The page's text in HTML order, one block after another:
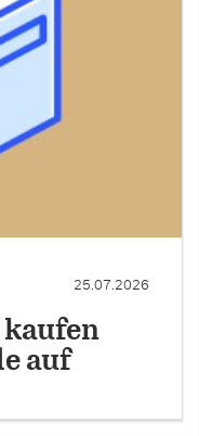
25.07.2026
auf